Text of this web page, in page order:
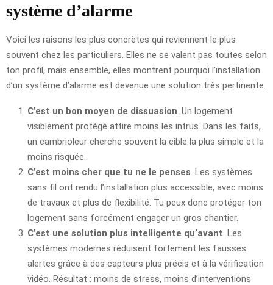
système d’alarme
Voici les raisons les plus concrètes qui reviennent le plus
souvent chez les particuliers. Elles ne se valent pas toutes selon
ton profil, mais ensemble, elles montrent pourquoi l’installation
d’un système d’alarme est devenue une solution très pertinente.
C’est un bon moyen de dissuasion . Un logement
visiblement protégé attire moins les intrus. Dans les faits,
un cambrioleur cherche souvent la cible la plus simple et la
moins risquée.
C’est moins cher que tu ne le penses . Les systèmes
sans fil ont rendu l’installation plus accessible, avec moins
de travaux et plus de flexibilité. Tu peux donc protéger ton
logement sans forcément engager un gros chantier.
C’est une solution plus intelligente qu’avant . Les
systèmes modernes réduisent fortement les fausses
alertes grâce à des capteurs plus précis et à la vérification
vidéo. Résultat : moins de stress, moins d’interventions